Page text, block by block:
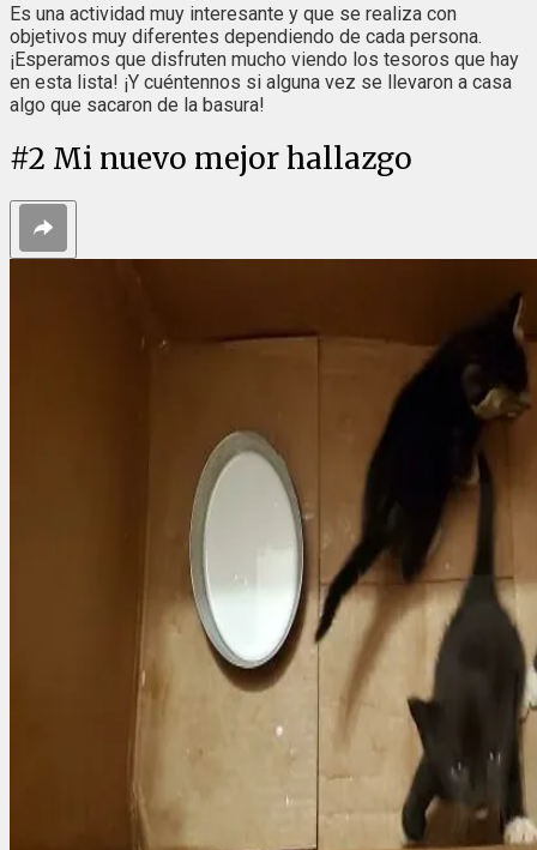
Es una actividad muy interesante y que se realiza con
objetivos muy diferentes dependiendo de cada persona.
¡Esperamos que disfruten mucho viendo los tesoros que hay
en esta lista! ¡Y cuéntennos si alguna vez se llevaron a casa
algo que sacaron de la basura!
#2 Mi nuevo mejor hallazgo